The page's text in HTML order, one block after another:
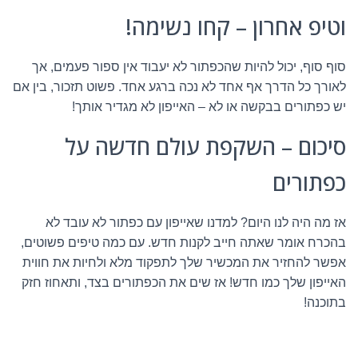
וטיפ אחרון – קחו נשימה!
סוף סוף, יכול להיות שהכפתור לא יעבוד אין ספור פעמים, אך
לאורך כל הדרך אף אחד לא נכה ברגע אחד. פשוט תזכור, בין אם
יש כפתורים בבקשה או לא – האייפון לא מגדיר אותך!
סיכום – השקפת עולם חדשה על
כפתורים
אז מה היה לנו היום? למדנו שאייפון עם כפתור לא עובד לא
בהכרח אומר שאתה חייב לקנות חדש. עם כמה טיפים פשוטים,
אפשר להחזיר את המכשיר שלך לתפקוד מלא ולחיות את חווית
האייפון שלך כמו חדש! אז שים את הכפתורים בצד, ותאחוז חזק
בתוכנה!